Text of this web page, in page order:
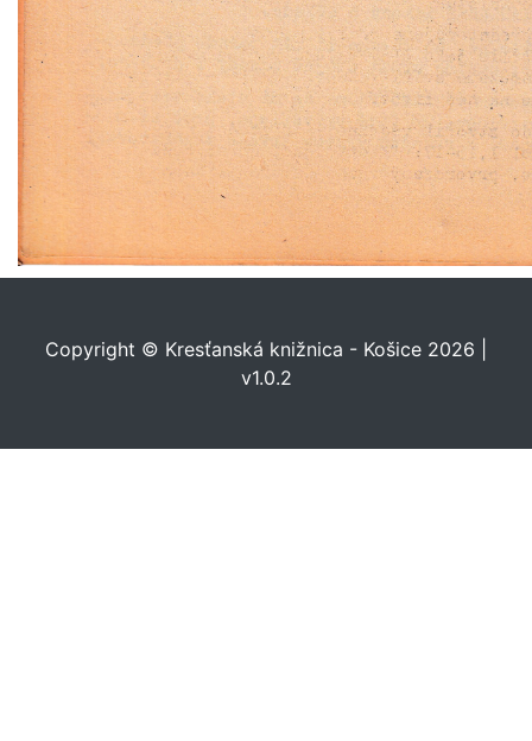
Copyright © Kresťanská knižnica - Košice 2026 |
v1.0.2